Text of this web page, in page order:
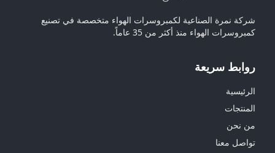
شركة نمرة الصناعية لكمبروسرات الهواء متخصصة في تصنيع
كمبروسرات الهواء منذ أكثر من 35 عاماً.
روابط سريعة
الرئيسية
المنتجات
من نحن
تواصل معنا